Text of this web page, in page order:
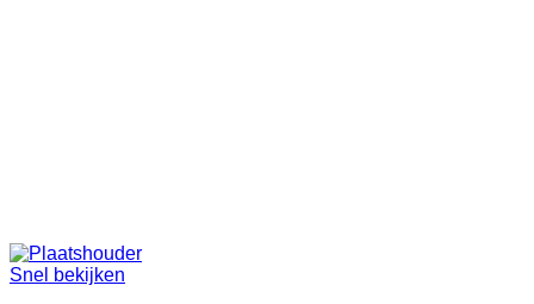
Snel bekijken